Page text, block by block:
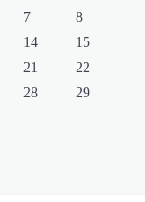
7
8
14
15
21
22
28
29